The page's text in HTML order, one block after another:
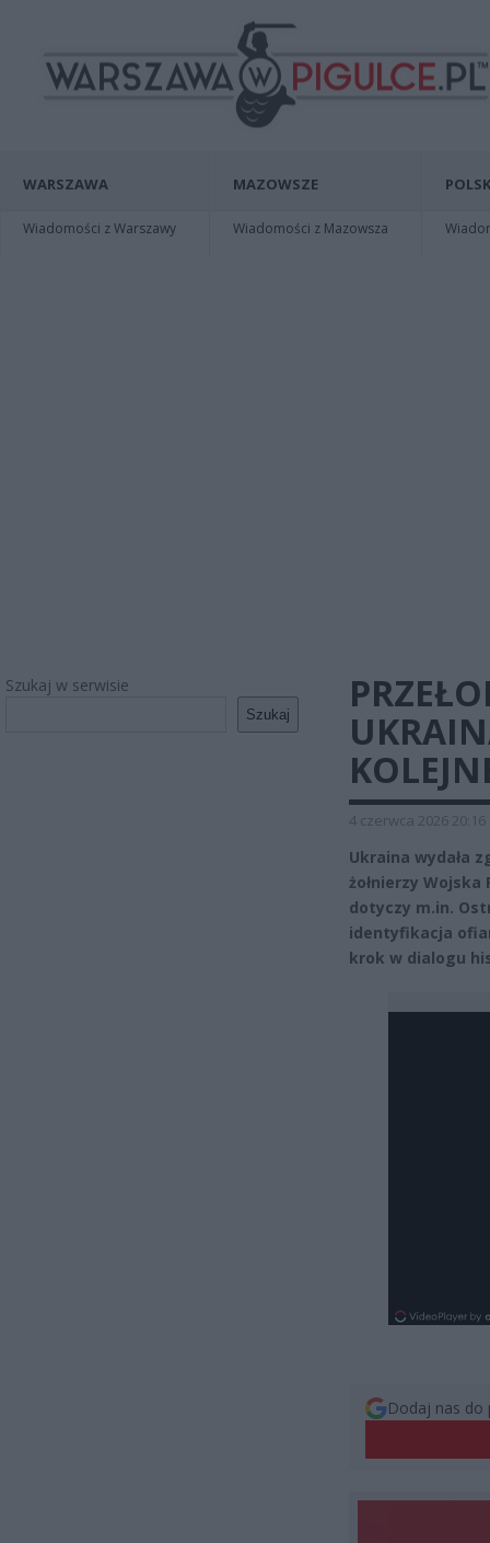
WARSZAWA
Wiadomości z Warszawy
MAZOWSZE
Wiadomości z Mazowsza
Szukaj w serwisie
Szukaj
4 czerwca 2026 20:16
Ukraina wydała
żołnierzy
dotyczy m.in.
identyfikacja
krok w dialogu
Dodaj nas do